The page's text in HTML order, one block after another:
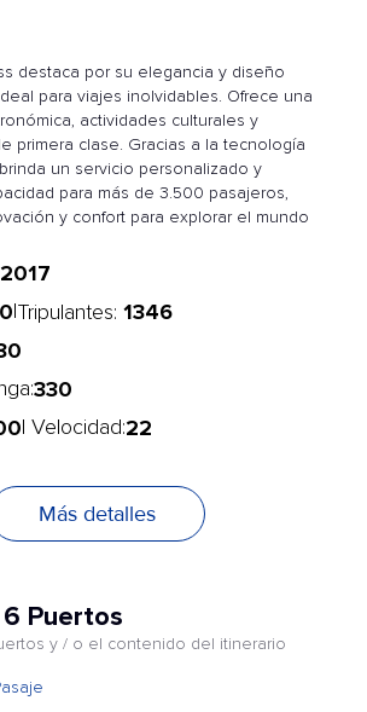
destaca por su elegancia y diseño
para viajes inolvidables. Ofrece una
actividades culturales y
primera clase. Gracias a la tecnología
un servicio personalizado y
para más de 3.500 pasajeros,
y confort para explorar el mundo
2017
Tripulantes: 1346
330
| Velocidad:22
Más detalles
Puertos
y / o el contenido del itinerario